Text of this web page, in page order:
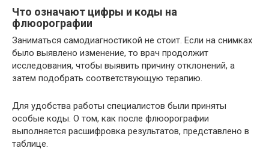
Что означают цифры и коды на
флюорографии
Заниматься самодиагностикой не стоит. Если на снимках
было выявлено изменение, то врач продолжит
исследования, чтобы выявить причину отклонений, а
затем подобрать соответствующую терапию.
Для удобства работы специалистов были приняты
особые коды. О том, как после флюорографии
выполняется расшифровка результатов, представлено в
таблице.